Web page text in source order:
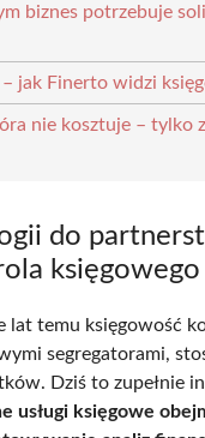
biznes potrzebuje
jak Finerto widzi
nie kosztuje – tylko
do
księgowego
lat temu księgowość
segregatorami,
Dziś to zupełnie
usługi księgowe